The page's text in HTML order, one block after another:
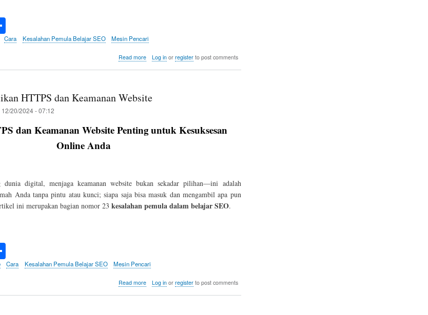
S
ha
Cara Kesalahan Pemula Belajar SEO Mesin Pencari
Read more about
Analytics
Log in orregister to post comments
HTTPS dan Keamanan Website
12/20/2024 - 07:12
dan Keamanan Website Penting untuk Kesuksesan
Online Anda
dunia digital, menjaga keamanan website bukan sekadar pilihan—ini adalah
Anda tanpa pintu atau kunci; siapa saja bisa masuk dan mengambil apa pun
ini merupakan bagian nomor 23 kesalahan pemula dalam belajar SEO.
S
ha
Cara Kesalahan Pemula Belajar SEO Mesin Pencari
Read more about
Log in orregister to post comments